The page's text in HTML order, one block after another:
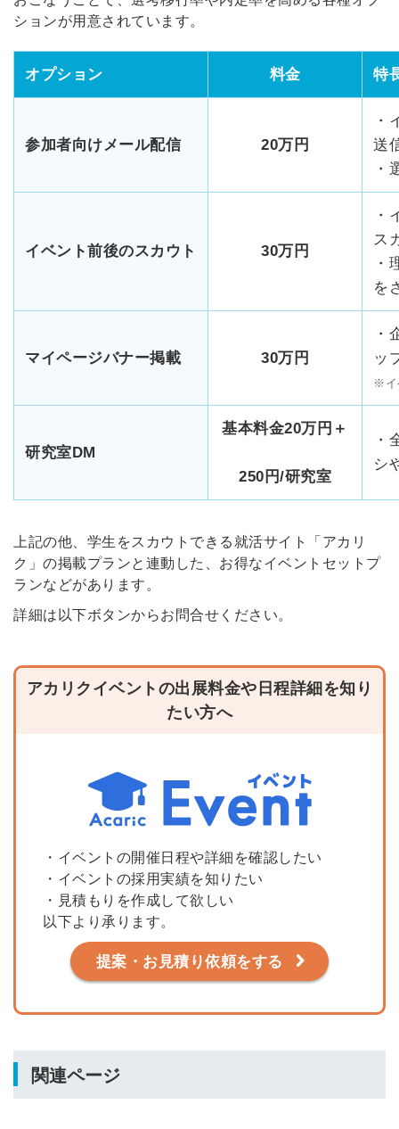
ションが用意されています。
オプション 料金 特
参加者向けメール配信 20万円
・
送
・
イベント前後のスカウト 30万円
・
ス
・
を
マイページバナー掲載 30万円
・
ッ
※イ
研究室DM
基本料金20万円＋
250円/研究室
・
シ
上記の他、学生をスカウトできる就活サイト「アカリ
ク」の掲載プランと連動した、お得なイベントセットプ
ランなどがあります。
詳細は以下ボタンからお問合せください。
アカリクイベントの出展料金や日程詳細を知り
たい方へ
・イベントの開催日程や詳細を確認したい
・イベントの採用実績を知りたい
・見積もりを作成して欲しい
以下より承ります。
提案・お見積り依頼をする
関連ページ